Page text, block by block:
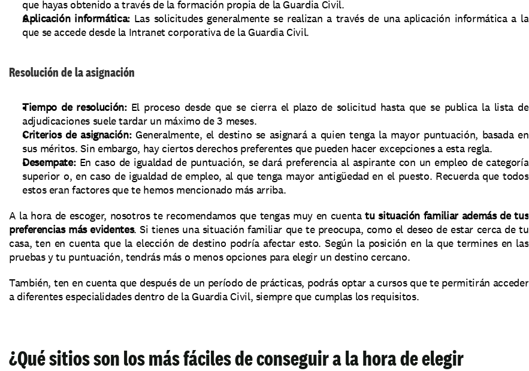
que hayas obtenido a través de la formación propia de la Guardia Civil.
Aplicación informática: Las solicitudes generalmente se realizan a través de una aplicación informática a la
que se accede desde la Intranet corporativa de la Guardia Civil.
Resolución de la asignación
Tiempo de resolución: El proceso desde que se cierra el plazo de solicitud hasta que se publica la lista de
adjudicaciones suele tardar un máximo de 3 meses.
Criterios de asignación: Generalmente, el destino se asignará a quien tenga la mayor puntuación, basada en
sus méritos. Sin embargo, hay ciertos derechos preferentes que pueden hacer excepciones a esta regla.
Desempate: En caso de igualdad de puntuación, se dará preferencia al aspirante con un empleo de categoría
superior o, en caso de igualdad de empleo, al que tenga mayor antigüedad en el puesto. Recuerda que todos
estos eran factores que te hemos mencionado más arriba.
A la hora de escoger, nosotros te recomendamos que tengas muy en cuenta tu situación familiar además de tus
preferencias más evidentes. Si tienes una situación familiar que te preocupa, como el deseo de estar cerca de tu
casa, ten en cuenta que la elección de destino podría afectar esto. Según la posición en la que termines en las
pruebas y tu puntuación, tendrás más o menos opciones para elegir un destino cercano.
También, ten en cuenta que después de un período de prácticas, podrás optar a cursos que te permitirán acceder
a diferentes especialidades dentro de la Guardia Civil, siempre que cumplas los requisitos.
¿Qué sitios son los más fáciles de conseguir a la hora de elegir